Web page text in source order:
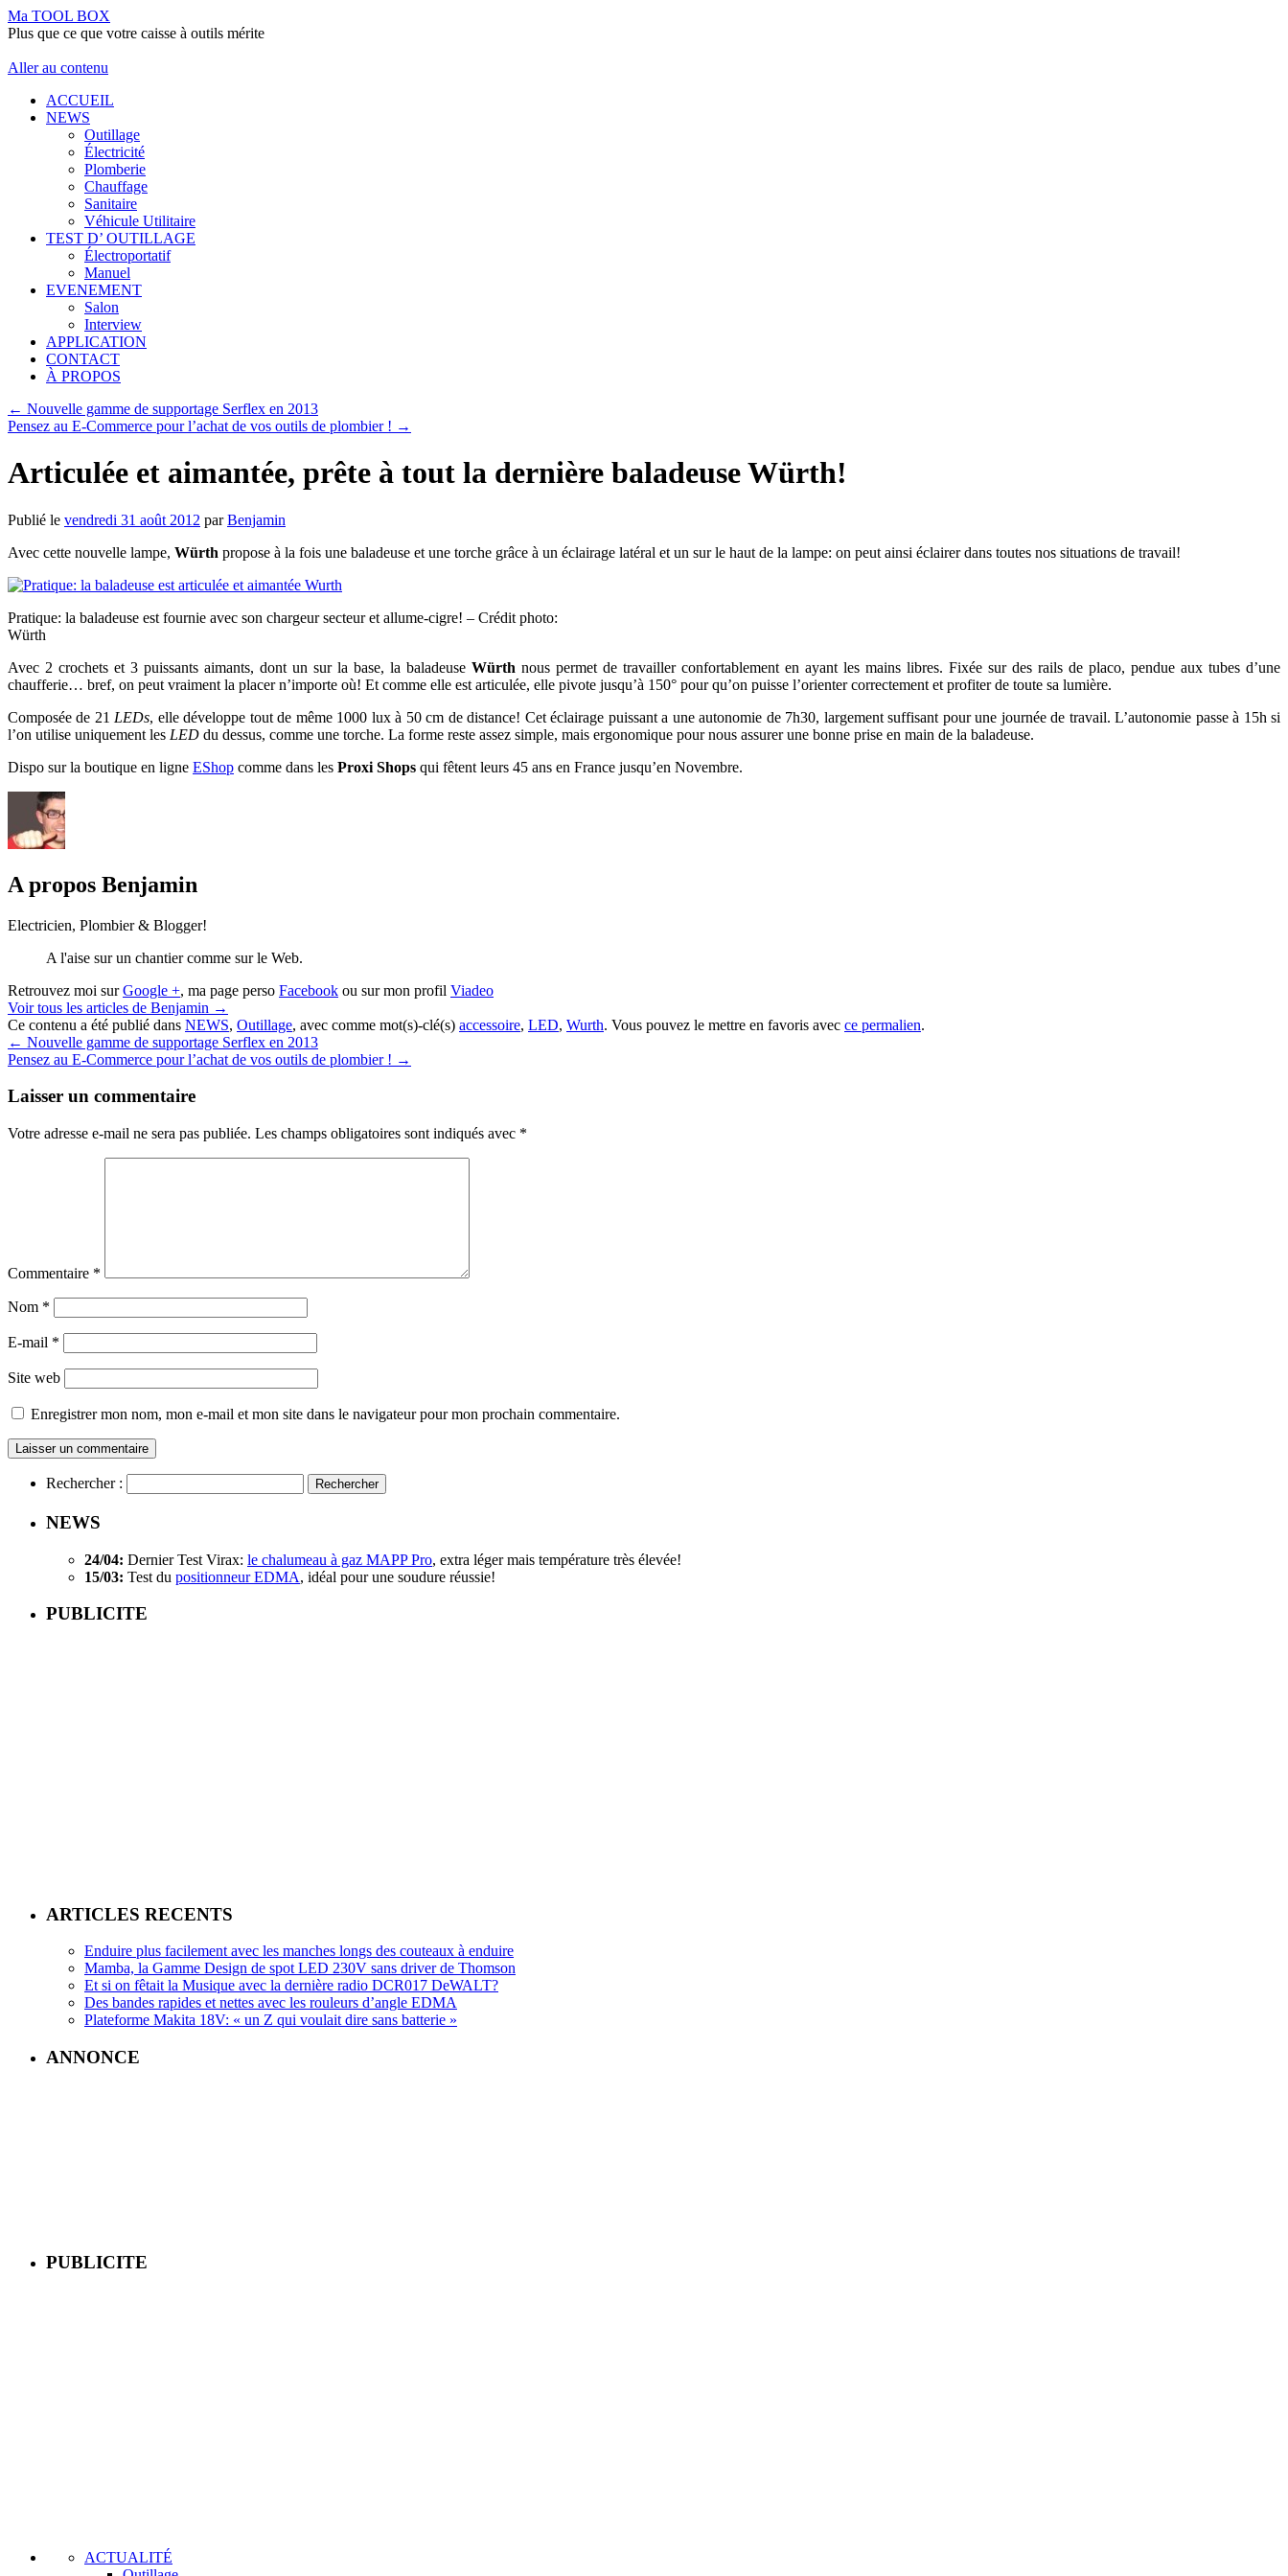
Ma TOOL BOX
Plus que ce que votre caisse à outils mérite
Aller au contenu
ACCUEIL
NEWS
Outillage
Électricité
Plomberie
Chauffage
Sanitaire
Véhicule Utilitaire
TEST D’ OUTILLAGE
Électroportatif
Manuel
EVENEMENT
Salon
Interview
APPLICATION
CONTACT
À PROPOS
← Nouvelle gamme de supportage Serflex en 2013
Pensez au E-Commerce pour l’achat de vos outils de plombier ! →
Articulée et aimantée, prête à tout la dernière baladeuse Würth!
Publié le vendredi 31 août 2012 par Benjamin
Avec cette nouvelle lampe, Würth propose à la fois une baladeuse et une torche grâce à un éclairage latéral et un sur le haut de la lampe: on peut ainsi éclairer dans toutes nos situations de travail!
Pratique: la baladeuse est fournie avec son chargeur secteur et allume-cigre! – Crédit photo:
Würth
Avec 2 crochets et 3 puissants aimants, dont un sur la base, la baladeuse Würth nous permet de travailler confortablement en ayant les mains libres. Fixée sur des rails de placo, pendue aux tubes d’une
chaufferie… bref, on peut vraiment la placer n’importe où! Et comme elle est articulée, elle pivote jusqu’à 150° pour qu’on puisse l’orienter correctement et profiter de toute sa lumière.
Composée de 21 LEDs, elle développe tout de même 1000 lux à 50 cm de distance! Cet éclairage puissant a une autonomie de 7h30, largement suffisant pour une journée de travail. L’autonomie passe à 15h si
l’on utilise uniquement les LED du dessus, comme une torche. La forme reste assez simple, mais ergonomique pour nous assurer une bonne prise en main de la baladeuse.
Dispo sur la boutique en ligne EShop comme dans les Proxi Shops qui fêtent leurs 45 ans en France jusqu’en Novembre.
A propos Benjamin
Electricien, Plombier & Blogger!
A l'aise sur un chantier comme sur le Web.
Retrouvez moi surGoogle +, ma page perso Facebook ou sur mon profil Viadeo
Voir tous les articles de Benjamin →
Ce contenu a été publié dans NEWS, Outillage, avec comme mot(s)-clé(s) accessoire, LED, Wurth. Vous pouvez le mettre en favoris avec ce permalien.
← Nouvelle gamme de supportage Serflex en 2013
Pensez au E-Commerce pour l’achat de vos outils de plombier ! →
Laisser un commentaire
Votre adresse e-mail ne sera pas publiée. Les champs obligatoires sont indiqués avec *
Commentaire *
Nom *
E-mail *
Site web
Enregistrer mon nom, mon e-mail et mon site dans le navigateur pour mon prochain commentaire.
Rechercher :
NEWS
24/04: Dernier Test Virax: le chalumeau à gaz MAPP Pro, extra léger mais température très élevée!
15/03: Test du positionneur EDMA, idéal pour une soudure réussie!
PUBLICITE
ARTICLES RECENTS
Enduire plus facilement avec les manches longs des couteaux à enduire
Mamba, la Gamme Design de spot LED 230V sans driver de Thomson
Et si on fêtait la Musique avec la dernière radio DCR017 DeWALT?
Des bandes rapides et nettes avec les rouleurs d’angle EDMA
Plateforme Makita 18V: « un Z qui voulait dire sans batterie »
ANNONCE
PUBLICITE
ACTUALITÉ